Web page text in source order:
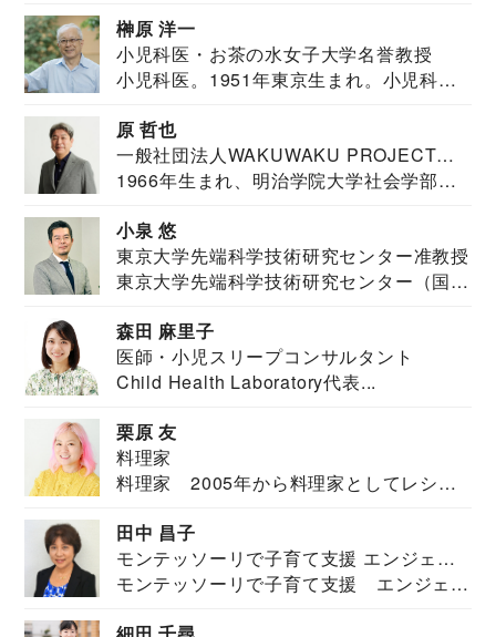
榊原 洋一
小児科医・お茶の水女子大学名誉教授
小児科医。1951年東京生まれ。小児科
原 哲也
一般社団法人WAKUWAKU PROJECT
JAPAN代表・言語聴覚士・社会福祉士
1966年生まれ、明治学院大学社会学部福
小泉 悠
東京大学先端科学技術研究センター准教授
東京大学先端科学技術研究センター（国際
森田 麻里子
医師・小児スリープコンサルタント
Child Health Laboratory代表...
栗原 友
料理家
料理家 2005年から料理家としてレシピ
田中 昌子
モンテッソーリで子育て支援 エンジェル
ズハウス研究所所長
モンテッソーリで子育て支援 エンジェル